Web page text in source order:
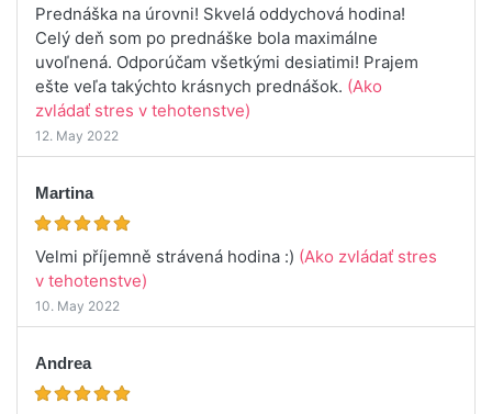
Prednáška na úrovni! Skvelá oddychová hodina!
Celý deň som po prednáške bola maximálne
uvoľnená. Odporúčam všetkými desiatimi! Prajem
ešte veľa takýchto krásnych prednášok. (Ako
zvládať stres v tehotenstve)
12. May 2022
Martina
Velmi příjemně strávená hodina :) (Ako zvládať stres
v tehotenstve)
10. May 2022
Andrea